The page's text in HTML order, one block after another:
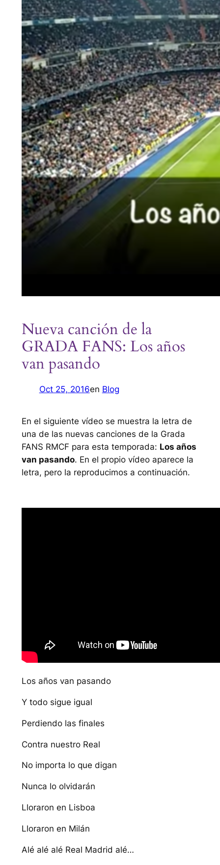
Nueva canción de la
GRADA FANS: Los años
van pasando
Oct 25, 2016en Blog
En el siguiente vídeo se muestra la letra de
una de las nuevas canciones de la Grada
FANS RMCF para esta temporada: Los años
van pasando. En el propio vídeo aparece la
letra, pero la reproducimos a continuación.
Los años van pasando
Y todo sigue igual
Perdiendo las finales
Contra nuestro Real
No importa lo que digan
Nunca lo olvidarán
Lloraron en Lisboa
Lloraron en Milán
Alé alé alé Real Madrid alé…